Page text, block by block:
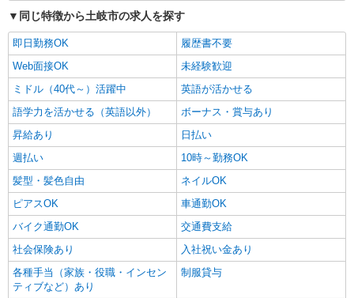
同じ特徴から土岐市の求人を探す
即日勤務OK
履歴書不要
Web面接OK
未経験歓迎
ミドル（40代～）活躍中
英語が活かせる
語学力を活かせる（英語以外）
ボーナス・賞与あり
昇給あり
日払い
週払い
10時～勤務OK
髪型・髪色自由
ネイルOK
ピアスOK
車通勤OK
バイク通勤OK
交通費支給
社会保険あり
入社祝い金あり
各種手当（家族・役職・インセン
ティブなど）あり
制服貸与